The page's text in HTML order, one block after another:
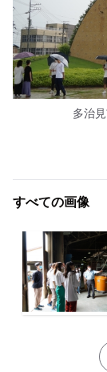
多治
すべての画像